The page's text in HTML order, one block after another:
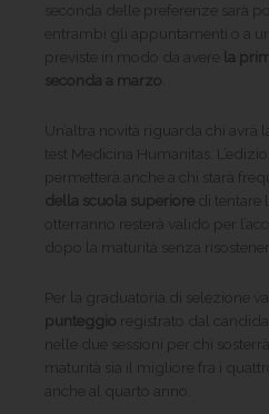
seconda delle preferenze sarà
entrambi gli appuntamenti o a
previste in modo da avere
la
seconda a marzo
Un’altra novità riguarda chi avrà
test Medicina Humanitas.
permetterà anche a chi starà
della scuola superiore di tentare
otterranno resterà valido per
dopo la maturità senza
Per la graduatoria di selezione
punteggio registrato dal
nelle due sessioni per chi
maturità sia il migliore fra i
anche al quarto anno.